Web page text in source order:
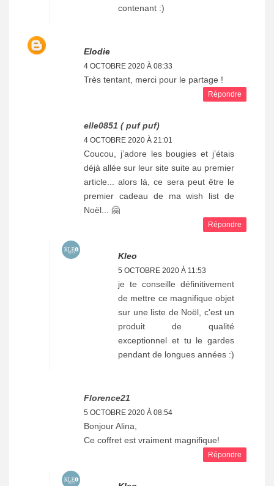
contenant :)
Elodie
4 OCTOBRE 2020 À 08:33
Très tentant, merci pour le partage !
Répondre
elle0851 ( puf puf)
4 OCTOBRE 2020 À 21:01
Coucou, j’adore les bougies et j’étais
déjà allée sur leur site suite au premier
article... alors là, ce sera peut être le
premier cadeau de ma wish list de
Noël... 🤗
Répondre
Kleo
5 OCTOBRE 2020 À 11:53
je te conseille définitivement
de mettre ce magnifique objet
sur une liste de Noël, c'est un
produit de qualité
exceptionnel et tu le gardes
pendant de longues années :)
Florence21
5 OCTOBRE 2020 À 08:54
Bonjour Alina,
Ce coffret est vraiment magnifique!
Répondre